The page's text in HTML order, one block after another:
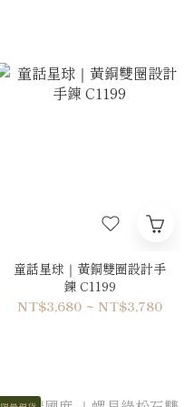
童話星球｜黃銅雙圈設計手
鍊 C1199
NT$3,680 ~ NT$3,780